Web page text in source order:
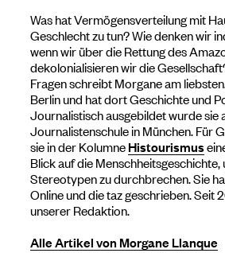
Was hat Vermögensverteilung mit
Geschlecht zu tun? Wie denken wir
wenn wir über die Rettung des
dekolonialisieren wir die
Fragen schreibt Morgane am
Berlin und hat dort Geschichte und
Journalistisch ausgebildet wurde sie
Journalistenschule in München. Für
sie in der KolumneHistourismus
Blick auf die
Stereotypen zu durchbrechen. Sie
Online und die taz geschrieben. Seit
unserer Redaktion.
Alle Artikel von Morgane Llanque